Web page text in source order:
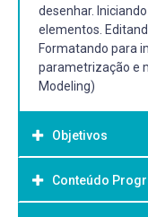
desenhar.
elementos.
Formatando para
parametrização e
Modeling)
Objetivos
Objetivo Geral:
Conteúdo